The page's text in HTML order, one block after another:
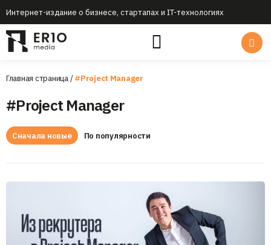
Интернет-издание о бизнесе, стартапах и IT-технологиях
Главная страница/#Project Manager
#Project Manager
Сначала новые По популярности